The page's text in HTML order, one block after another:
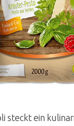
Unternehmen
Nachhaltigkeit
steckt ein